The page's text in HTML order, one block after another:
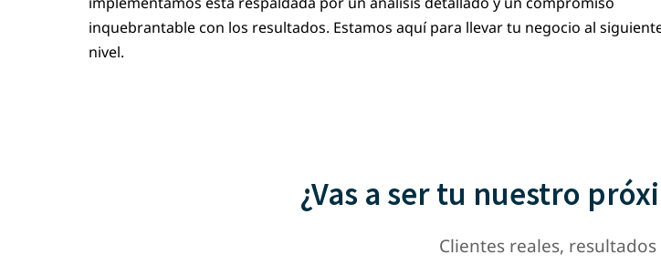
inquebrantable con los resultados. Estamos aquí para llevar tu negocio al
nivel.
¿Vas a ser tu nuestro
Clientes reales,